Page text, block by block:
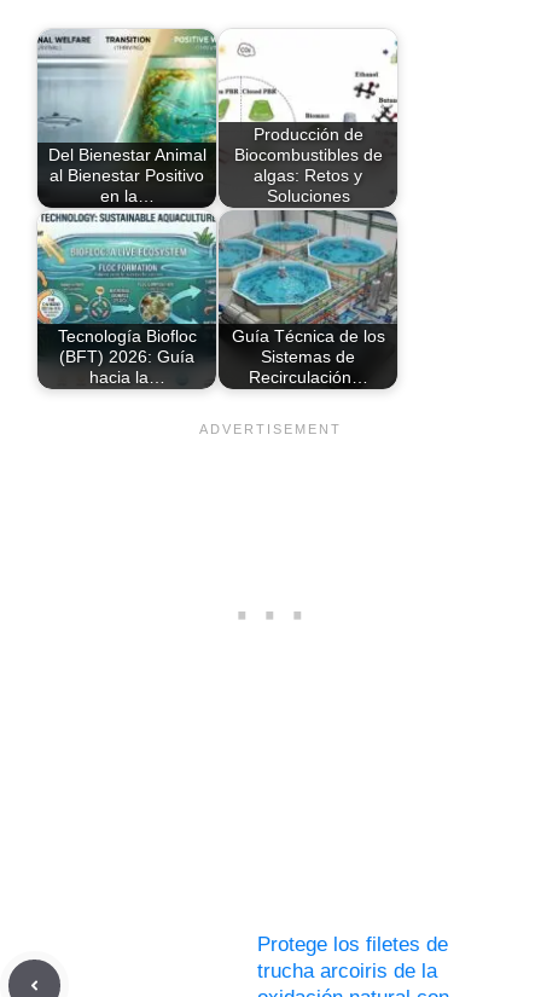
Del Bienestar Animal
al Bienestar Positivo
en la…
Producción de
Biocombustibles de
algas: Retos y
Soluciones
Tecnología Biofloc
(BFT) 2026: Guía
hacia la…
Guía Técnica de los
Sistemas de
Recirculación…
Protege los filetes de
trucha arcoiris de la